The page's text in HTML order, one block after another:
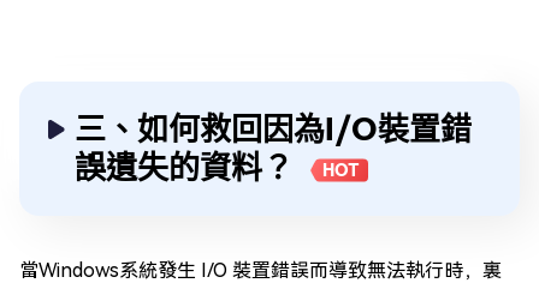
三、如何救回因為I/O裝置錯
誤遺失的資料？
HOT
當Windows系統發生 I/O 裝置錯誤而導致無法執行時，裏